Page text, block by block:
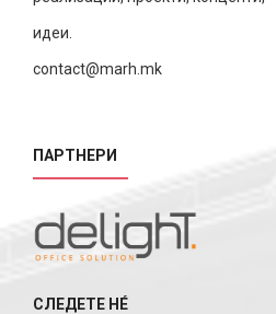
идеи.
contact@marh.mk
ПАРТНЕРИ
СЛЕДЕТЕ НÉ